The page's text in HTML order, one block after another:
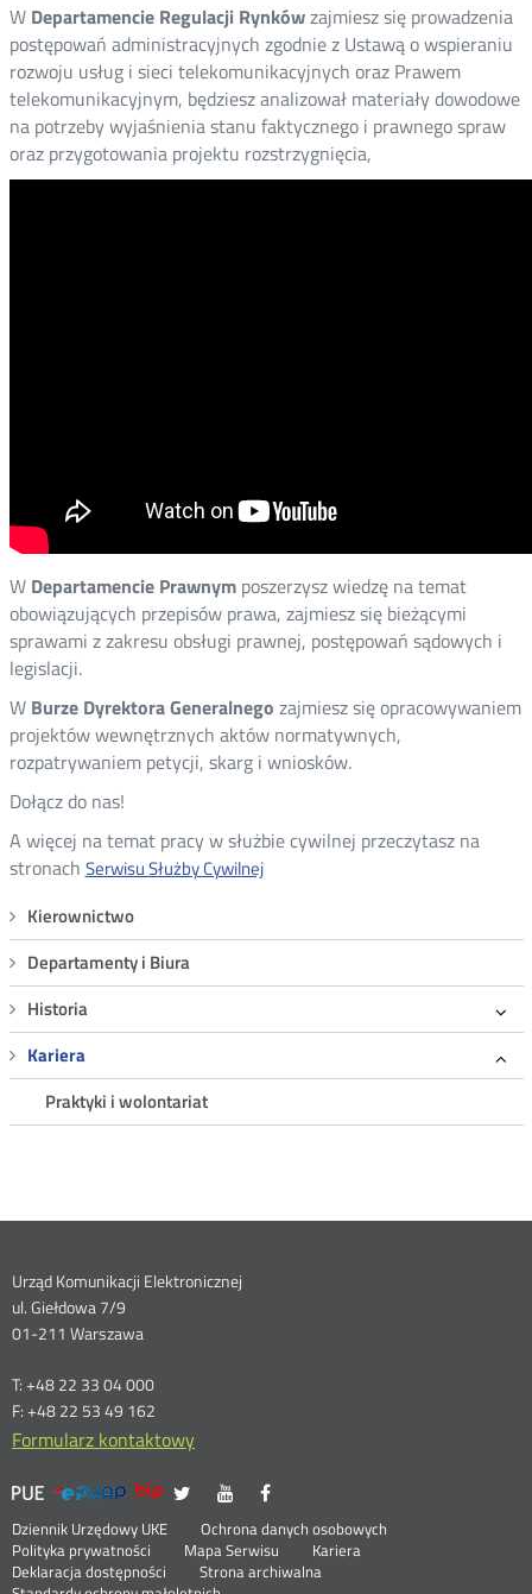
Menu
Kariera
Kierownictwo
Departamenty i Biura
Historia
Kariera
Praktyki i wolontariat
W Departamencie Regulacji Rynkówzajmiesz się prowadzenia
postępowań administracyjnych zgodnie z Ustawą o wspieraniu
rozwoju usług i sieci telekomunikacyjnych oraz Prawem
telekomunikacyjnym, będziesz analizował materiały dowodowe
na potrzeby wyjaśnienia stanu faktycznego i prawnego spraw
oraz przygotowania projektu rozstrzygnięcia,
W Departamencie Prawnymposzerzysz wiedzę na temat
obowiązujących przepisów prawa, zajmiesz się bieżącymi
sprawami z zakresu obsługi prawnej, postępowań sądowych i
legislacji.
W Burze Dyrektora Generalnego zajmiesz się opracowywaniem
projektów wewnętrznych aktów normatywnych,
rozpatrywaniem petycji, skarg i wniosków.
Dołącz do nas!
A więcej na temat pracy w służbie cywilnej przeczytasz na
stronach Serwisu Służby Cywilnej
Dane
kontaktowe
Urząd Komunikacji Elektronicznej
ul. Giełdowa 7/9
01-211 Warszawa
T: +48 22 33 04 000
F: +48 22 53 49 162
Formularz kontaktowy
UKE
Serwisy
>Social
Media
UKE
portalu
Twitter
Otwórz
nowym
oknie
UKE
portalu
Youtube
Otwórz
nowym
oknie
portalu
Facebook
nowym
oknie
Menu
stopka
Dziennik Urzędowy UKE Otwórz
nowym
Ochrona danych osobowych
Polityka prywatności
Mapa Serwisu Kariera
Deklaracja dostępności Strona archiwalna